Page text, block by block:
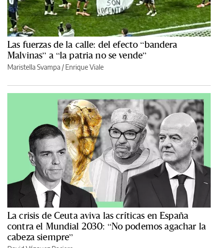
Las fuerzas de la calle: del efecto “bandera
Malvinas” a “la patria no se vende”
Maristella Svampa /Enrique Viale
La crisis de Ceuta aviva las críticas en España
contra el Mundial 2030: “No podemos agachar la
cabeza siempre”